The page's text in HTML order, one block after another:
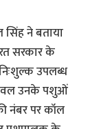
सिंह ने बताया
सरकार के
उपलब्ध
उनके पशुओं
नंबर पर कॉल